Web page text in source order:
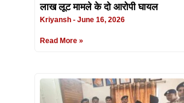
लाख लूट मामले के दो आरोपी घायल
Kriyansh June 16, 2026
Read More »